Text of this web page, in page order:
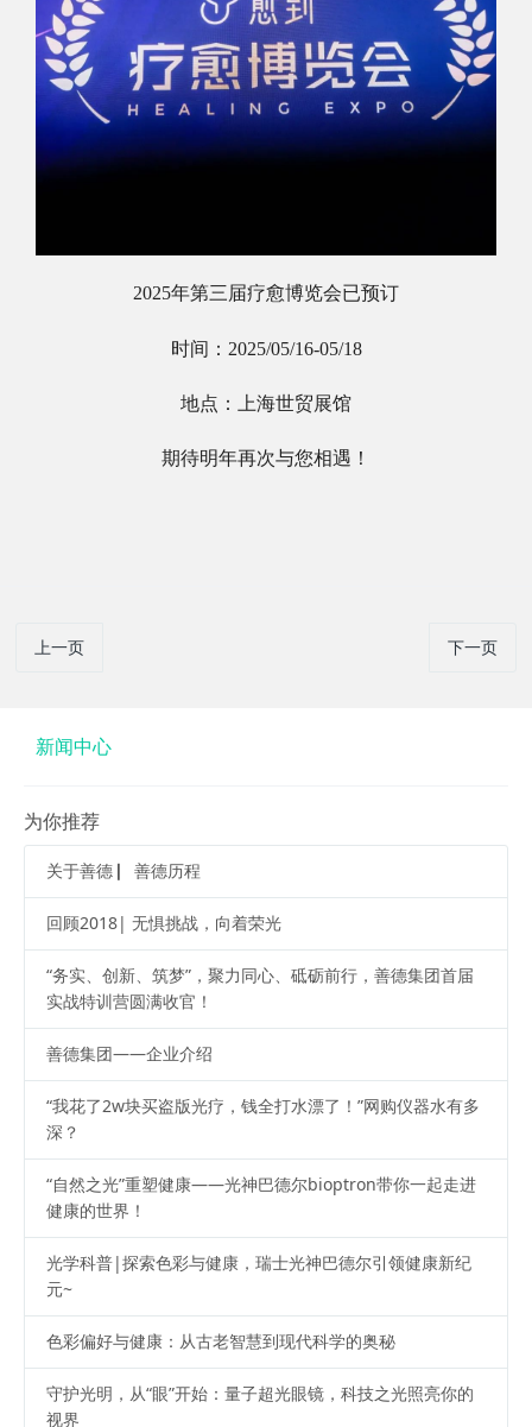
2025年第三届疗愈博览会已预订
时间： 2025/05/16-05/18
地点：上海世贸展馆
期待明年再次与您相遇！
上一页 下一页
新闻中心
为你推荐
关于善德 ▏善德历程
回顾2018| 无惧挑战，向着荣光
“务实、创新、筑梦”，聚力同心、砥砺前行，善德集团首届
实战特训营圆满收官！
善德集团——企业介绍
“我花了2w块买盗版光疗，钱全打水漂了！”网购仪器水有多
深？
“自然之光”重塑健康——光神巴德尔bioptron带你一起走进
健康的世界！
光学科普|探索色彩与健康，瑞士光神巴德尔引领健康新纪
元~
色彩偏好与健康：从古老智慧到现代科学的奥秘
守护光明，从“眼”开始：量子超光眼镜，科技之光照亮你的
视界